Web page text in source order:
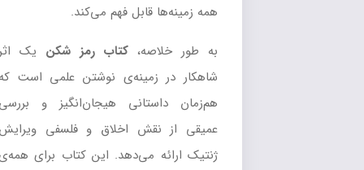
همه زمینه‌ها قابل فهم می‌کند.
به طور خلاصه،کتاب رمز شکنیک اثر
شاهکار در زمینه‌ی نوشتن علمی است که
هم‌زمان داستانی هیجان‌انگیز و بررسی
عمیقی از نقش اخلاق و فلسفی ویرایش
ژنتیک ارائه می‌دهد. این کتاب برای همه‌ی